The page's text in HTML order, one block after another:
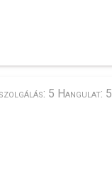
5 Hangulat: 5